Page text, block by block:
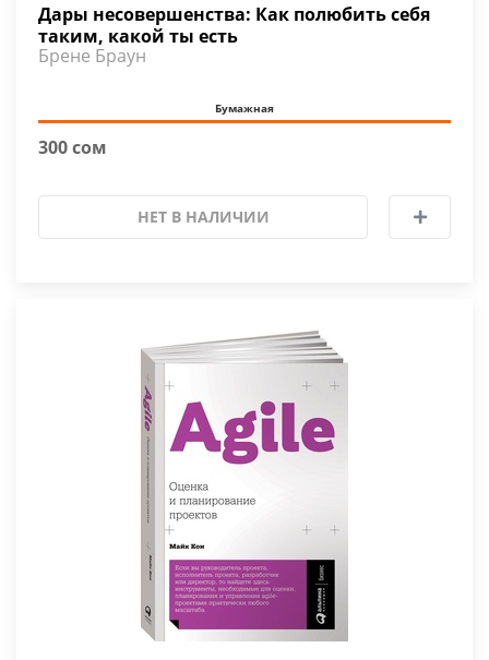
Дары несовершенства: Как полюбить себя
таким, какой ты есть
Брене Браун
Бумажная
300 сом
НЕТ В НАЛИЧИИ